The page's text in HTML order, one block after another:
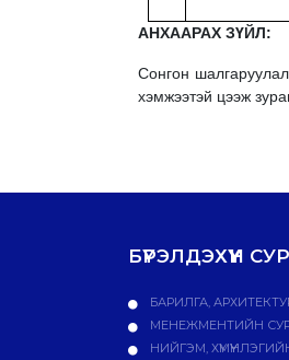
АНХААРАХ ЗҮЙЛ:
Сонгон
хэмжээтэй цээж
БҮРЭЛДЭХҮҮН
БАРИЛГА,
МЕНЕЖМЕНТИЙН
НИЙГЭМ,